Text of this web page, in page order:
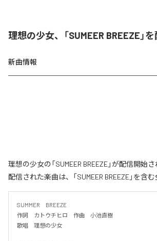
理想の少女、「SUMEER BREEZE」
新曲情報
理想の少女の「SUMEER BREEZE」が配信開始
配信された楽曲は、「SUMEER BREEZE」を含
SUMMER　BREEZE
作詞　カトウチヒロ　作曲　小池直樹
歌唱　理想の少女